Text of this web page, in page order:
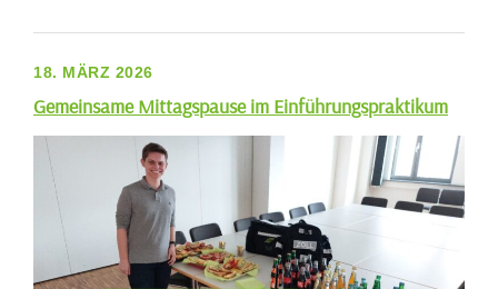
18. MÄRZ 2026
Gemeinsame Mittagspause im Einführungspraktikum